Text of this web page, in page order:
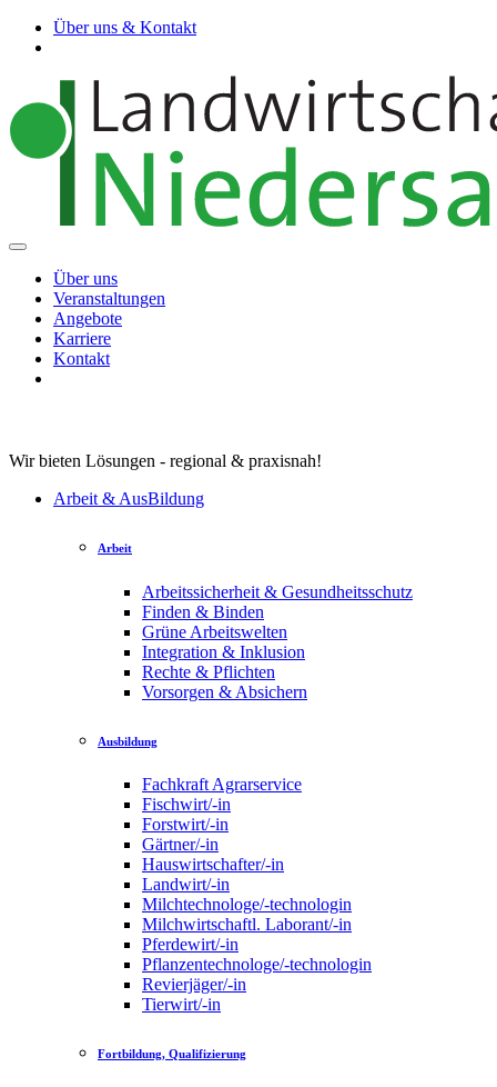
Über uns & Kontakt
Über uns
Veranstaltungen
Angebote
Karriere
Kontakt
Wir bieten Lösungen - regional & praxisnah!
Arbeit & AusBildung
Arbeit
Arbeitssicherheit & Gesundheitsschutz
Finden & Binden
Grüne Arbeitswelten
Integration & Inklusion
Rechte & Pflichten
Vorsorgen & Absichern
Ausbildung
Fachkraft Agrarservice
Fischwirt/-in
Forstwirt/-in
Gärtner/-in
Hauswirtschafter/-in
Landwirt/-in
Milchtechnologe/-technologin
Milchwirtschaftl. Laborant/-in
Pferdewirt/-in
Pflanzentechnologe/-technologin
Revierjäger/-in
Tierwirt/-in
Fortbildung, Qualifizierung